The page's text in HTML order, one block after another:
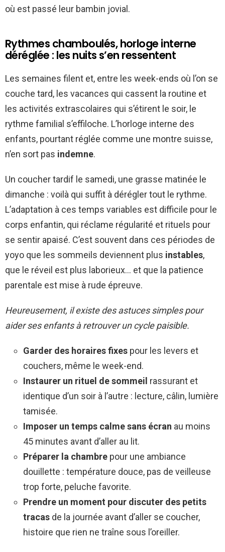
où est passé leur bambin jovial.
Rythmes chamboulés, horloge interne
déréglée : les nuits s’en ressentent
Les semaines filent et, entre les week-ends où l’on se
couche tard, les vacances qui cassent la routine et
les activités extrascolaires qui s’étirent le soir, le
rythme familial s’effiloche. L’horloge interne des
enfants, pourtant réglée comme une montre suisse,
n’en sort pas indemne.
Un coucher tardif le samedi, une grasse matinée le
dimanche : voilà qui suffit à dérégler tout le rythme.
L’adaptation à ces temps variables est difficile pour le
corps enfantin, qui réclame régularité et rituels pour
se sentir apaisé. C’est souvent dans ces périodes de
yoyo que les sommeils deviennent plus instables,
que le réveil est plus laborieux… et que la patience
parentale est mise à rude épreuve.
Heureusement, il existe des astuces simples pour
aider ses enfants à retrouver un cycle paisible.
Garder des horaires fixes pour les levers et
couchers, même le week-end.
Instaurer un rituel de sommeil rassurant et
identique d’un soir à l’autre : lecture, câlin, lumière
tamisée.
Imposer un temps calme sans écran au moins
45 minutes avant d’aller au lit.
Préparer la chambre pour une ambiance
douillette : température douce, pas de veilleuse
trop forte, peluche favorite.
Prendre un moment pour discuter des petits
tracas de la journée avant d’aller se coucher,
histoire que rien ne traîne sous l’oreiller.